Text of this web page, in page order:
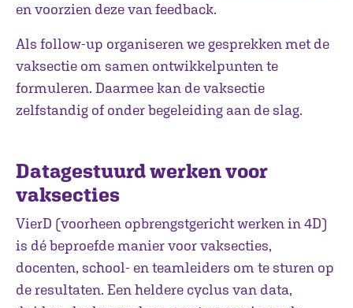
en voorzien deze van feedback.
Als follow-up organiseren we gesprekken met de
vaksectie om samen ontwikkelpunten te
formuleren. Daarmee kan de vaksectie
zelfstandig of onder begeleiding aan de slag.
Datagestuurd werken voor
vaksecties
VierD (voorheen opbrengstgericht werken in 4D)
is dé beproefde manier voor vaksecties,
docenten, school- en teamleiders om te sturen op
de resultaten. Een heldere cyclus van data,